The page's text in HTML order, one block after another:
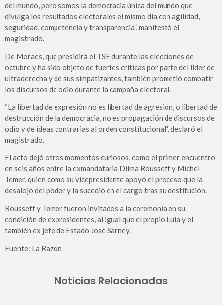
del mundo, pero somos la democracia única del mundo que
divulga los resultados electorales el mismo día con agilidad,
seguridad, competencia y transparencia”, manifestó el
magistrado.
De Moraes, que presidirá el TSE durante las elecciones de
octubre y ha sido objeto de fuertes críticas por parte del líder de
ultraderecha y de sus simpatizantes, también prometió combatir
los discursos de odio durante la campaña electoral.
“La libertad de expresión no es libertad de agresión, o libertad de
destrucción de la democracia, no es propagación de discursos de
odio y de ideas contrarias al orden constitucional”, declaró el
magistrado.
El acto dejó otros momentos curiosos, como el primer encuentro
en seis años entre la exmandataria Dilma Rousseff y Michel
Temer, quien como su vicepresidente apoyó el proceso que la
desalojó del poder y la sucedió en el cargo tras su destitución.
Rousseff y Temer fueron invitados a la ceremonia en su
condición de expresidentes, al igual que el propio Lula y el
también ex jefe de Estado José Sarney.
Fuente: La Razón
Noticias Relacionadas